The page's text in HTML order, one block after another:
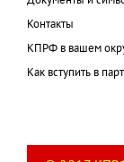
Контакты
КПРФ в вашем
Как вступить в